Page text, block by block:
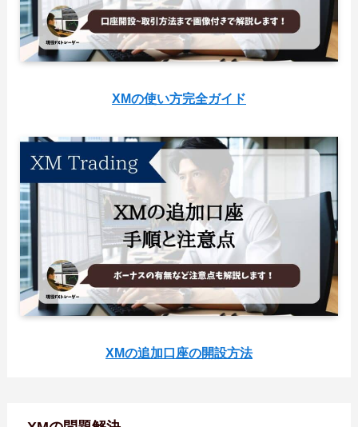
XMの使い方完全ガイド
XMの追加口座の開設方法